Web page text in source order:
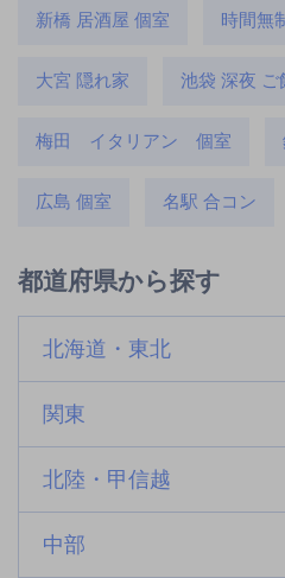
新橋 居酒屋 個室 時間無
大宮 隠れ家 池袋 深夜 ご
梅田 イタリアン 個室
広島 個室 名駅 合コン
都道府県から探す
北海道・東北
関東
北陸・甲信越
中部